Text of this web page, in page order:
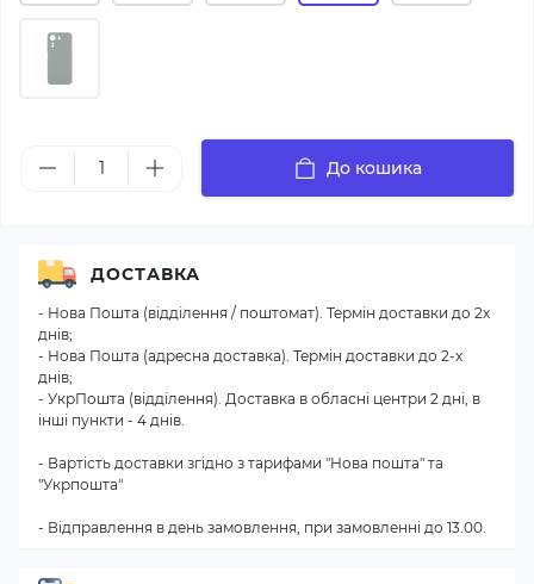
До кошика
ДОСТАВКА
- Нова Пошта (відділення / поштомат). Термін доставки до 2х
днів;
- Нова Пошта (адресна доставка). Термін доставки до 2-х
днів;
- УкрПошта (відділення). Доставка в обласні центри 2 дні, в
інші пункти - 4 днів.
- Вартість доставки згідно з тарифами "Нова пошта" та
"Укрпошта"
- Відправлення в день замовлення, при замовленні до 13.00.